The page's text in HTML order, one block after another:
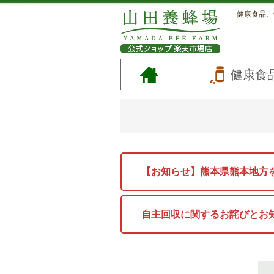
健康食品
健康食
【お知らせ】熊本県熊本地
自主回収に関するお詫びとお